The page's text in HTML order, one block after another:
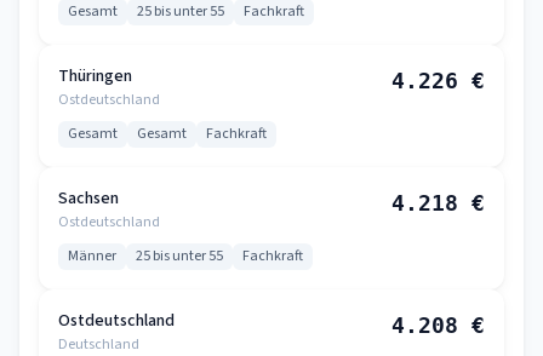
Gesamt 25 bis unter 55 Fachkraft
Thüringen
Ostdeutschland
4.226 €
Gesamt Gesamt Fachkraft
Sachsen
Ostdeutschland
4.218 €
Männer 25 bis unter 55 Fachkraft
Ostdeutschland
Deutschland
4.208 €